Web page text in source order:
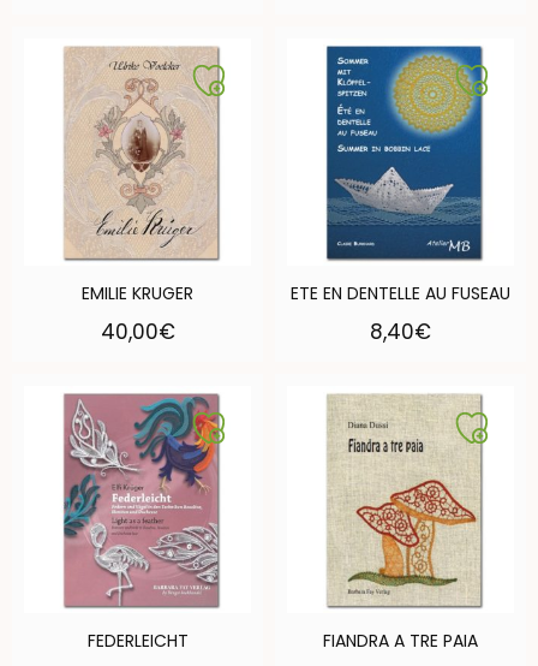
EMILIE KRUGER
40,00€
ETE EN DENTELLE AU FUSEAU
8,40€
FEDERLEICHT FIANDRA A TRE PAIA